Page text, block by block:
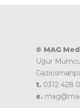
© MAG
Uğur
t. 0312 428
e.